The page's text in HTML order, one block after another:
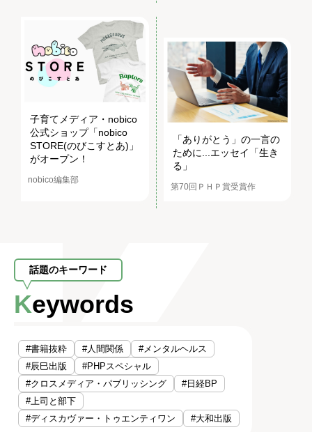
子育てメディア・nobico
公式ショップ「nobico
STORE(のびこすとあ)」
がオープン！
nobico編集部
「ありがとう」の一言の
ために...エッセイ「生き
る」
第70回ＰＨＰ賞受賞作
話題のキーワード
Keywords
#書籍抜粋 #人間関係
#メンタルヘルス
#辰巳出版
#PHPスペシャル
#クロスメディア・パブリッシング
#日経BP
#上司と部下
#ディスカヴァー・トゥエンティワン
#大和出版